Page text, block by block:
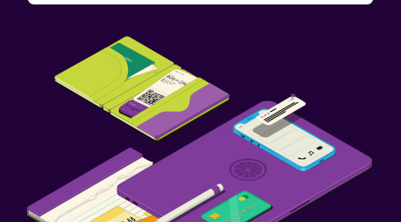
Minibar
Salud y seguridad
Cámaras CCTV en zonas comunes
Cámaras CCTV en el exterior